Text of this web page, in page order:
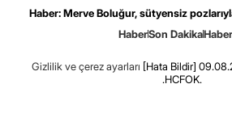
Haber: Merve Boluğur, sütyensiz
HaberSon Dakika
Gizlilik ve çerez ayarları [Hata Bildir]
.HCFOK.